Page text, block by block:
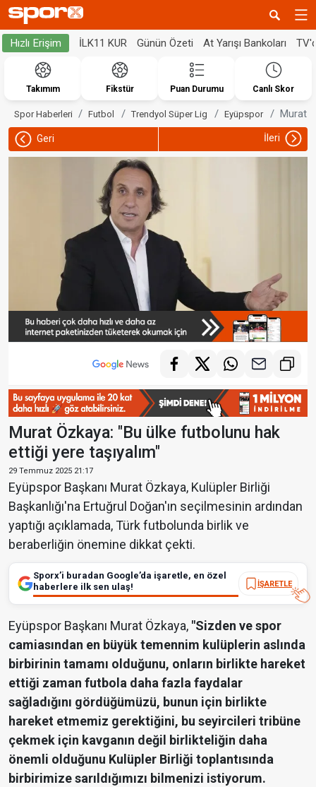
Hızlı Erişim İLK11 KUR Günün Özeti At Yarışı Bankoları
Takımım Fikstür Puan Durumu Canlı Skor
Spor Haberleri Futbol Trendyol Süper Lig Eyüpspor Murat
Geri İleri
Murat Özkaya: "Bu ülke futbolunu hak
ettiği yere taşıyalım"
29 Temmuz 2025 21:17
Eyüpspor Başkanı Murat Özkaya, Kulüpler Birliği
Başkanlığı'na Ertuğrul Doğan'ın seçilmesinin ardından
yaptığı açıklamada, Türk futbolunda birlik ve
beraberliğin önemine dikkat çekti.
Sporx’i buradan Google’da işaretle, en özel
haberlere ilk sen ulaş!
İŞARETLE
Eyüpspor Başkanı Murat Özkaya, "Sizden ve spor
camiasından en büyük temennim kulüplerin aslında
birbirinin tamamı olduğunu, onların birlikte hareket
ettiği zaman futbola daha fazla faydalar
sağladığını gördüğümüzü, bunun için birlikte
hareket etmemiz gerektiğini, bu seyircileri tribüne
çekmek için kavganın değil birlikteliğin daha
önemli olduğunu Kulüpler Birliği toplantısında
birbirimize sarıldığımızı bilmenizi istiyorum.